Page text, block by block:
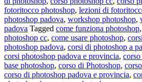
fotoritocco photoshop, lezioni di
photoshop padova, workshop photoshop,
padova Tagged come funziona photoshop,
photoshop cc, come usare photoshop,
photoshop padova, corsi di photoshop a
corsi photoshop padova e provincia,
base photoshop, corso di Photoshop,
corso di photoshop padova e provincia,